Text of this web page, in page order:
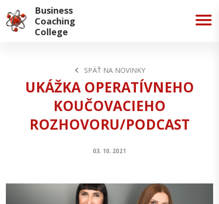
Business
Coaching
College
SPÄŤ NA NOVINKY
UKÁŽKA OPERATÍVNEHO
KOUČOVACIEHO
ROZHOVORU/PODCAST
03. 10. 2021